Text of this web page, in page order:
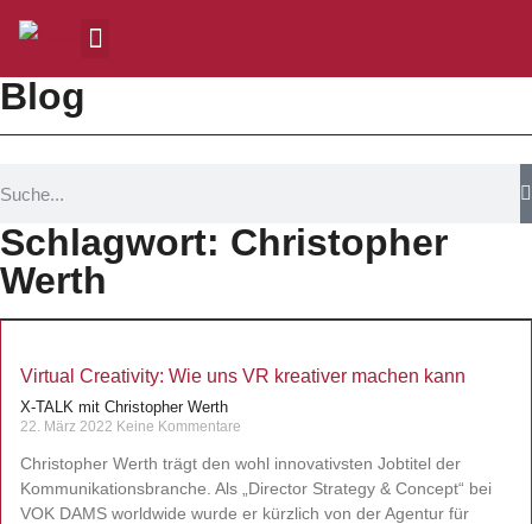
Blog
Schlagwort: Christopher
Werth
Virtual Creativity: Wie uns VR kreativer machen kann
X-TALK mit Christopher Werth
22. März 2022 Keine Kommentare
Christopher Werth trägt den wohl innovativsten Jobtitel der
Kommunikationsbranche. Als „Director Strategy & Concept“ bei
VOK DAMS worldwide wurde er kürzlich von der Agentur für